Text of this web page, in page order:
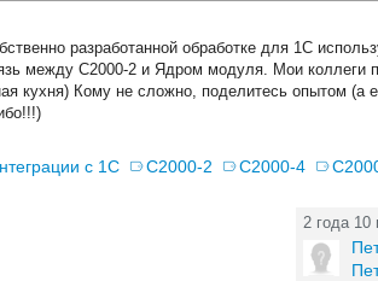
разработанной обработке для 1С
между С2000-2 и Ядром модуля. Мои коллеги
кухня) Кому не сложно, поделитесь опытом (а
с 1С С2000-2 С2000-4
2 года 10